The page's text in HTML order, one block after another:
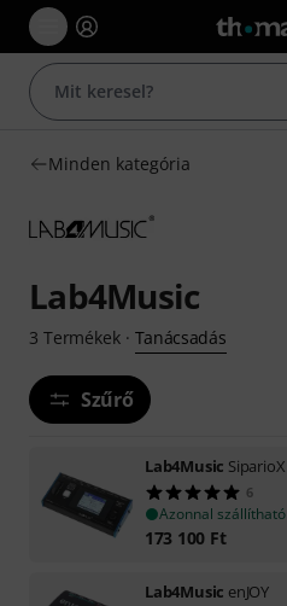
Minden kategória
Lab4Music
3 Termékek· Tanácsadás
Szűrő
Lab4Music SiparioX
6
Azonnal szállítható
173 100 Ft
Lab4Music enJOY